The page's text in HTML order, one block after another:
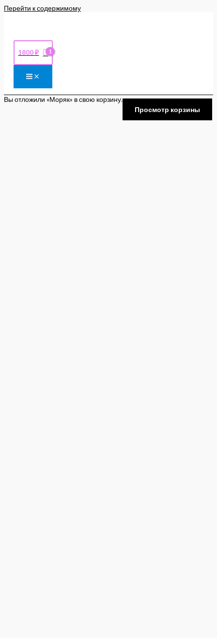
Перейти к содержимому
1800₽
Вы отложили «Моряк» в свою корзину.
Просмотр корзины